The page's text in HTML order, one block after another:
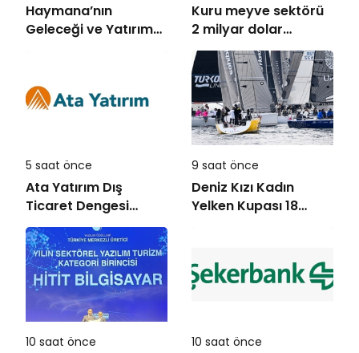
Haymana’nın
Geleceği ve Yatırım
Kuru meyve sektörü
2 milyar dolar
ihracat hedefi için
Ankara’dan destek
istedi
5 saat önce
Ata Yatırım Dış
Ticaret Dengesi
Analiz Raporunu
Yayımladı
9 saat önce
Deniz Kızı Kadın
Yelken Kupası 18
10 saat önce 10 saat önce